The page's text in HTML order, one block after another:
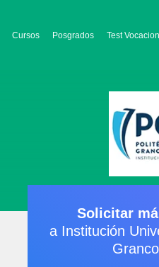
Cursos Posgrados Test
Solicitar
a Institución